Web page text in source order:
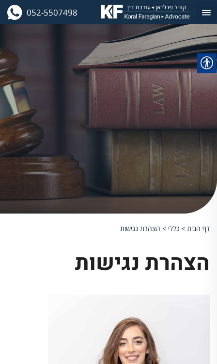
052-5507498
דף הבית > כללי > הצהרת נגישות
הצהרת נגישות